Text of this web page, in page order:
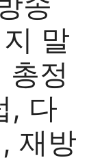
말
총정
, 다
재방